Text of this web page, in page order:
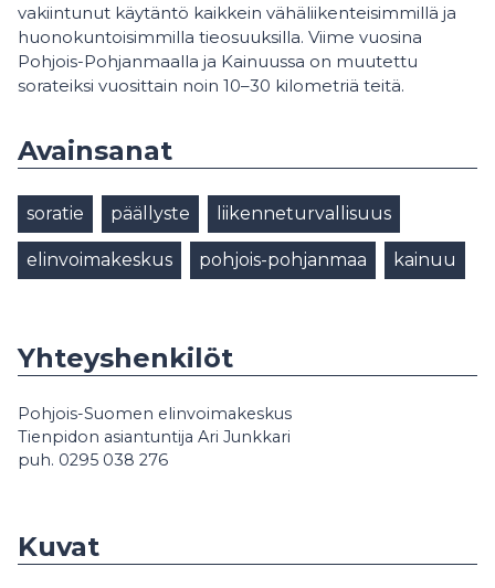
vakiintunut käytäntö kaikkein vähäliikenteisimmillä ja
huonokuntoisimmilla tieosuuksilla. Viime vuosina
Pohjois-Pohjanmaalla ja Kainuussa on muutettu
sorateiksi vuosittain noin 10–30 kilometriä teitä.
Avainsanat
soratie päällyste liikenneturvallisuus
elinvoimakeskus pohjois-pohjanmaa kainuu
Yhteyshenkilöt
Pohjois-Suomen elinvoimakeskus
Tienpidon asiantuntija Ari Junkkari
puh. 0295 038 276
Kuvat